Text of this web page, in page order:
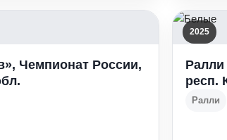
Чемпионат России,
2025
Ралли
респ.
Ралли